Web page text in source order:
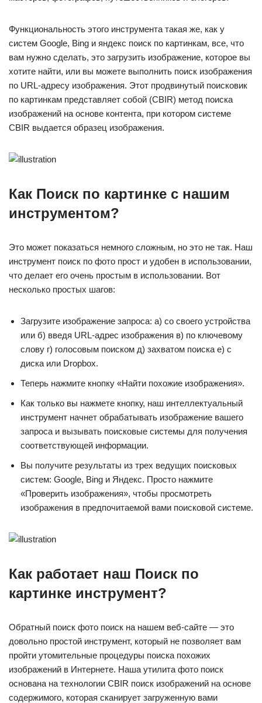
Функциональность этого инструмента такая же, как у
систем Google, Bing и яндекс поиск по картинкам, все, что
вам нужно сделать, это загрузить изображение, которое вы
хотите найти, или вы можете выполнить поиск изображения
по URL-адресу изображения. Этот продвинутый поисковик
по картинкам представляет собой (CBIR) метод поиска
изображений на основе контента, при котором системе
CBIR выдается образец изображения.
Как Поиск по картинке с нашим
инструментом?
Это может показаться немного сложным, но это не так. Наш
инструмент поиск по фото прост и удобен в использовании,
что делает его очень простым в использовании. Вот
несколько простых шагов:
Загрузите изображение запроса: а) со своего устройства
или б) введя URL-адрес изображения в) по ключевому
слову г) голосовым поиском д) захватом поиска е) с
диска или Dropbox.
Теперь нажмите кнопку «Найти похожие изображения».
Как только вы нажмете кнопку, наш интеллектуальный
инструмент начнет обрабатывать изображение вашего
запроса и вызывать поисковые системы для получения
соответствующей информации.
Вы получите результаты из трех ведущих поисковых
систем: Google, Bing и Яндекс. Просто нажмите
«Проверить изображения», чтобы просмотреть
изображения в предпочитаемой вами поисковой системе.
Как работает наш Поиск по
картинке инструмент?
Обратный поиск фото поиск на нашем веб-сайте — это
довольно простой инструмент, который не позволяет вам
пройти утомительные процедуры поиска похожих
изображений в Интернете. Наша утилита фото поиск
основана на технологии CBIR поиск изображений на основе
содержимого, которая сканирует загруженную вами